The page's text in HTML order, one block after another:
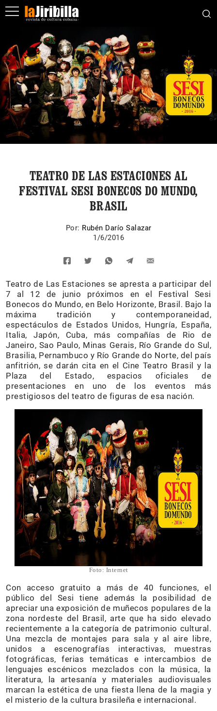
TEATRO DE LAS ESTACIONES AL
FESTIVAL SESI BONECOS DO MUNDO,
BRASIL
Por: Rubén Darío Salazar
1/6/2016
Teatro de Las Estaciones se apresta a participar del
7 al 12 de junio próximos en el Festival Sesi
Bonecos do Mundo, en Belo Horizonte, Brasil. Bajo la
máxima tradición y contemporaneidad,
espectáculos de Estados Unidos, Hungría, España,
Italia, Japón, Cuba, más compañías de Rio de
Janeiro, Sao Paulo, Minas Gerais, Río Grande do Sul,
Brasilia, Pernambuco y Río Grande do Norte, del país
anfitrión, se darán cita en el Cine Teatro Brasil y la
Plaza del Estado, espacios oficiales de
presentaciones en uno de los eventos más
prestigiosos del teatro de figuras de esa nación.
Foto: Internet
Con acceso gratuito a más de 40 funciones, el
público del Sesi tiene además la posibilidad de
apreciar una exposición de muñecos populares de la
zona nordeste del Brasil, arte que ha sido elevado
recientemente a la categoría de patrimonio cultural.
Una mezcla de montajes para sala y al aire libre,
unidos a escenografías interactivas, muestras
fotográficas, ferias temáticas e intercambios de
lenguajes escénicos mezclados con la música, la
literatura, la artesanía y materiales audiovisuales
marcan la estética de una fiesta llena de la magia y
el misterio de la cultura brasileña e internacional.